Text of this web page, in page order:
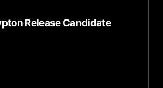
Release Candidate